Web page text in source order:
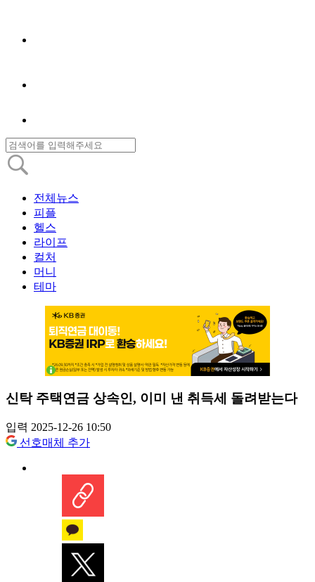
전체뉴스
피플
헬스
라이프
컬처
머니
테마
신탁 주택연금 상속인, 이미 낸 취득세 돌려받는다
입력 2025-12-26 10:50
선호매체 추가